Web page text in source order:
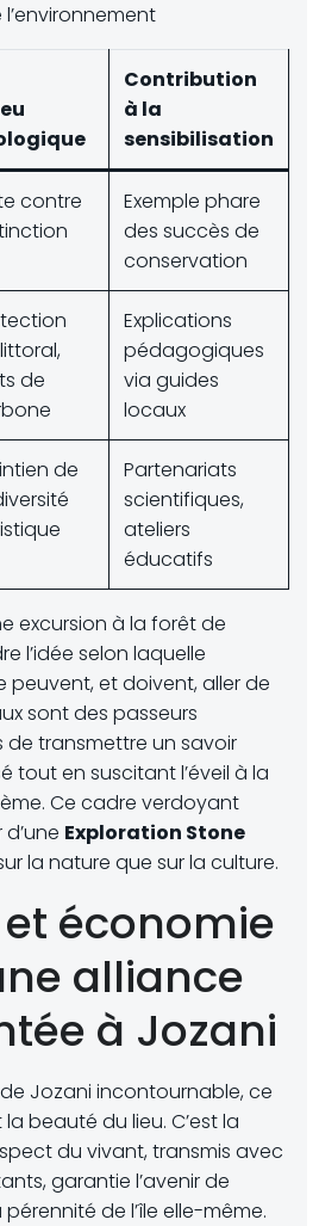
Contribution
à la
sensibilisation
contre
Exemple phare
des succès de
conservation
de
Explications
pédagogiques
via guides
locaux
de
Partenariats
scientifiques,
ateliers
éducatifs
excursion à la forêt de
l’idée selon laquelle
peuvent, et doivent, aller de
sont des passeurs
de transmettre un savoir
tout en suscitant l’éveil à la
Ce cadre verdoyant
Exploration Stone
la nature que sur la culture.
économie
alliance
à Jozani
Jozani incontournable, ce
beauté du lieu. C’est la
du vivant, transmis avec
garantie l’avenir de
de l’île elle-même.